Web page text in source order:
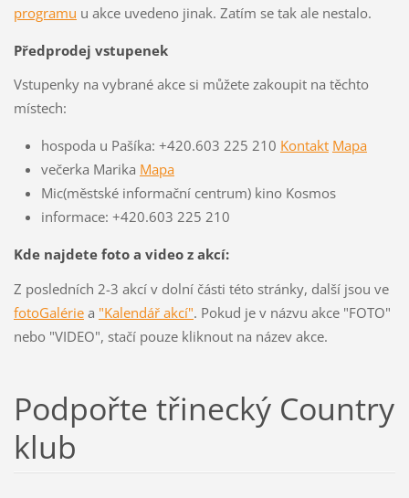
programu u akce uvedeno jinak. Zatím se tak ale nestalo.
Předprodej vstupenek
Vstupenky na vybrané akce si můžete zakoupit na těchto
místech:
hospoda u Pašíka: +420.603 225 210 Kontakt Mapa
večerka Marika Mapa
Mic(městské informační centrum) kino Kosmos
informace: +420.603 225 210
Kde najdete foto a video z akcí:
Z posledních 2-3 akcí v dolní části této stránky, další jsou ve
fotoGalériea "Kalendář akcí". Pokud je v názvu akce "FOTO"
nebo "VIDEO", stačí pouze kliknout na název akce.
Podpořte třinecký Country
klub